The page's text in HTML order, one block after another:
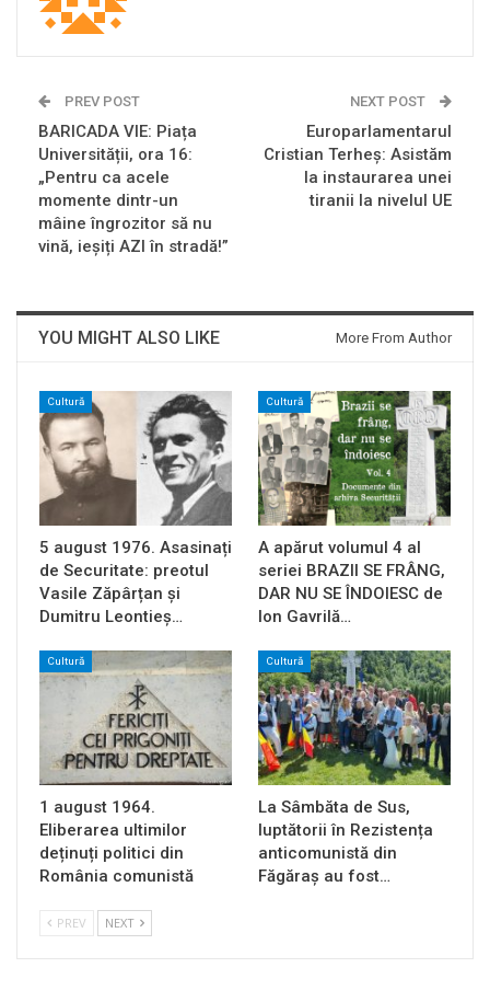
PREV POST
BARICADA VIE: Piața
Universității, ora 16:
„Pentru ca acele
momente dintr-un
mâine îngrozitor să nu
vină, ieșiți AZI în stradă!”
NEXT POST
Europarlamentarul
Cristian Terheș: Asistăm
la instaurarea unei
tiranii la nivelul UE
YOU MIGHT ALSO LIKE More From Author
Cultură
5 august 1976. Asasinați
de Securitate: preotul
Vasile Zăpârțan și
Dumitru Leontieș…
Cultură
A apărut volumul 4 al
seriei BRAZII SE FRÂNG,
DAR NU SE ÎNDOIESC de
Ion Gavrilă…
Cultură
1 august 1964.
Eliberarea ultimilor
deținuți politici din
România comunistă
Cultură
La Sâmbăta de Sus,
luptătorii în Rezistența
anticomunistă din
Făgăraș au fost…
PREV NEXT